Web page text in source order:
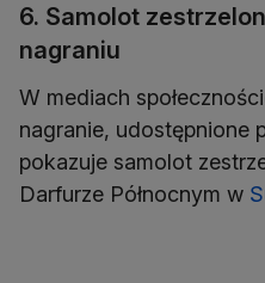
6. Samolot
nagraniu
W mediach
nagranie, udostępnione
pokazuje samolot
Darfurze Północnym w